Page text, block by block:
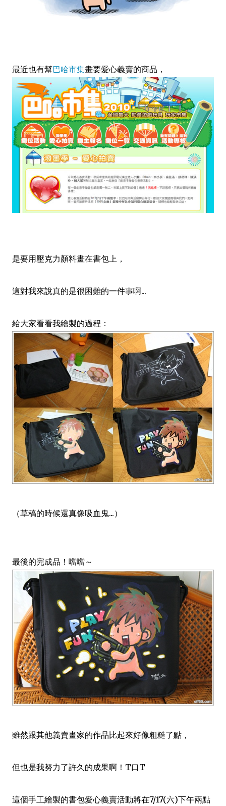
最近也有幫巴哈市集畫要愛心義賣的商品，
是要用壓克力顏料畫在書包上，
這對我來說真的是很困難的一件事啊...
給大家看看我繪製的過程：
（草稿的時候還真像吸血鬼...）
最後的完成品！噹噹～
雖然跟其他義賣畫家的作品比起來好像粗糙了點，
但也是我努力了許久的成果啊！T口T
這個手工繪製的書包愛心義賣活動將在7/17(六)下午兩點